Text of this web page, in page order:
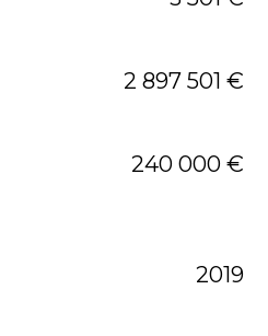
2 897 501 €
240 000 €
2019